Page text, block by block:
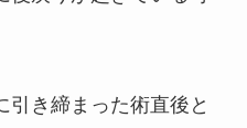
引き締まった術直後と